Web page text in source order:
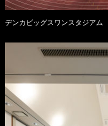
デンカビッグスワンスタジアム